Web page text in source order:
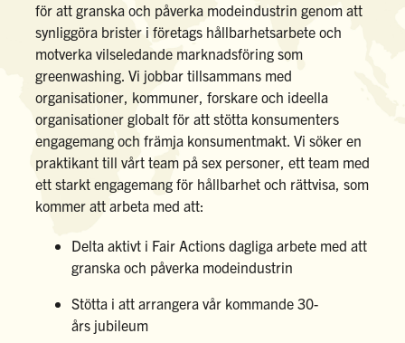
för att granska och påverka modeindustrin genom att
synliggöra brister i företags hållbarhetsarbete och
motverka vilseledande marknadsföring som
greenwashing. Vi jobbar tillsammans med
organisationer, kommuner, forskare och ideella
organisationer globalt för att stötta konsumenters
engagemang och främja konsumentmakt. Vi söker en
praktikant till vårt team på sex personer, ett team med
ett starkt engagemang för hållbarhet och rättvisa, som
kommer att arbeta med att:
Delta aktivt i Fair Actions dagliga arbete med att
granska och påverka modeindustrin
Stötta i att arrangera vår kommande 30-
års jubileum